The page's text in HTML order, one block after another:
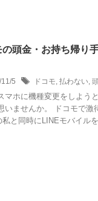
の頭金・お持ち帰り
5 ドコモ, 払わない,
マホに機種変更をしよう
いませんか。 ドコモで
私と同時にLINEモバイル